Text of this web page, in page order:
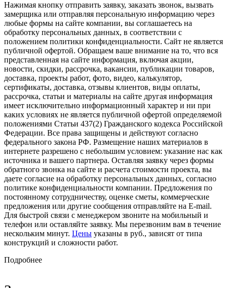
Нажимая кнопку отправить заявку, заказать звонок, вызвать
замерщика или отправляя персональную информацию через
любые формы на сайте компании, вы соглашаетесь на
обработку персональных данных, в соответствии с
положением политики конфиденциальности. Сайт не является
публичной офертой. Обращаем ваше внимание на то, что вся
представленная на сайте информация, включая акции,
новости, скидки, рассрочка, вакансии, публикации товаров,
доставка, проекты работ, фото, видео, калькулятор,
сертификаты, доставка, отзывы клиентов, виды оплаты,
рассрочка, статьи и материалы на сайте другая информация
имеет исключительно информационный характер и ни при
каких условиях не является публичной офертой определяемой
положениями Статьи 437(2) Гражданского кодекса Российской
Федерации. Все права защищены и действуют согласно
федерального закона РФ. Размещение наших материалов в
интернете разрешено с небольшим условием: указание нас как
источника и вашего партнера. Оставляя заявку через формы
обратного звонка на сайте и расчета стоимости проекта, вы
даете согласие на обработку персональных данных, согласно
политике конфиденциальности компании. Предложения по
постоянному сотрудничеству, оценке сметы, коммерческие
предложения или другие сообщения отправляйте на E-mail.
Для быстрой связи с менеджером звоните на мобильный и
телефон или оставляйте заявку. Мы перезвоним вам в течение
нескольким минут. Цены указаны в руб., зависят от типа
конструкций и сложности работ.
Подробнее